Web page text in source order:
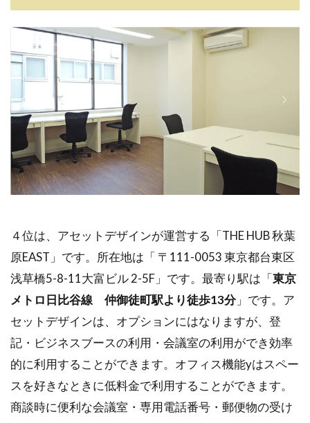
４位は、アセットデザインが運営する「THE HUB 秋葉
原EAST」です。所在地は「 〒111-0053 東京都台東区
浅草橋5-8-11大富ビル 2-5F」です。最寄り駅は「東京
メトロ日比谷線 仲御徒町駅より徒歩13分 」です。ア
セットデザインは、オプションにはなりますが、登
記・ビジネスブースの利用・会議室の利用ができ効率
的に利用することができます。オフィス機能yはスペー
スを好きなときに低料金で利用することができます。
商談時に便利な会議室・専用電話番号・郵便物の受け